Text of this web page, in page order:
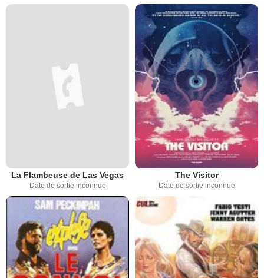
La Flambeuse de Las Vegas
Date de sortie inconnue
The Visitor
Date de sortie inconnue